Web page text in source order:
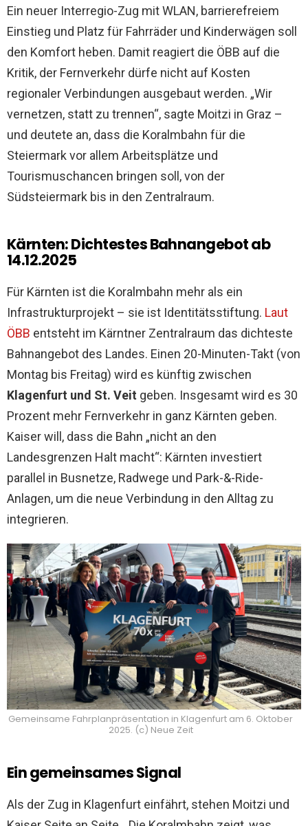
Ein neuer Interregio-Zug mit WLAN, barrierefreiem
Einstieg und Platz für Fahrräder und Kinderwägen soll
den Komfort heben. Damit reagiert die ÖBB auf die
Kritik, der Fernverkehr dürfe nicht auf Kosten
regionaler Verbindungen ausgebaut werden. „Wir
vernetzen, statt zu trennen“, sagte Moitzi in Graz –
und deutete an, dass die Koralmbahn für die
Steiermark vor allem Arbeitsplätze und
Tourismuschancen bringen soll, von der
Südsteiermark bis in den Zentralraum.
Kärnten: Dichtestes Bahnangebot ab
14.12.2025
Für Kärnten ist die Koralmbahn mehr als ein
Infrastrukturprojekt – sie ist Identitätsstiftung. Laut
ÖBB entsteht im Kärntner Zentralraum das dichteste
Bahnangebot des Landes. Einen 20-Minuten-Takt (von
Montag bis Freitag) wird es künftig zwischen
Klagenfurt und St. Veit geben. Insgesamt wird es 30
Prozent mehr Fernverkehr in ganz Kärnten geben.
Kaiser will, dass die Bahn „nicht an den
Landesgrenzen Halt macht“: Kärnten investiert
parallel in Busnetze, Radwege und Park-&-Ride-
Anlagen, um die neue Verbindung in den Alltag zu
integrieren.
Gemeinsame Fahrplanpräsentation in Klagenfurt am 6. Oktober
2025. (c) Neue Zeit
Ein gemeinsames Signal
Als der Zug in Klagenfurt einfährt, stehen Moitzi und